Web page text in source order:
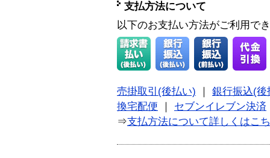
支払方法について
以下のお支払い方法がご利用で
売掛取引(後払い)
銀行振込(後
換宅配便
セブンイレブン決済
⇒支払方法について詳しくはこ